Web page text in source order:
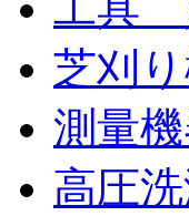
芝刈
測量
高圧